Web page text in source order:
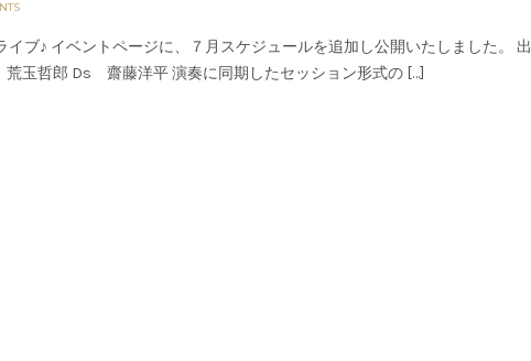
ブ♪ イベントページに、７月スケジュールを追加し公開いたしました。 出
玉哲郎 Ds 齋藤洋平 演奏に同期したセッション形式の […]